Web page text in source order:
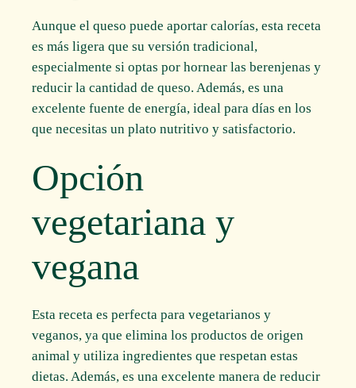
Aunque el queso puede aportar calorías, esta receta
es más ligera que su versión tradicional,
especialmente si optas por hornear las berenjenas y
reducir la cantidad de queso. Además, es una
excelente fuente de energía, ideal para días en los
que necesitas un plato nutritivo y satisfactorio.
Opción
vegetariana y
vegana
Esta receta es perfecta para vegetarianos y
veganos, ya que elimina los productos de origen
animal y utiliza ingredientes que respetan estas
dietas. Además, es una excelente manera de reducir